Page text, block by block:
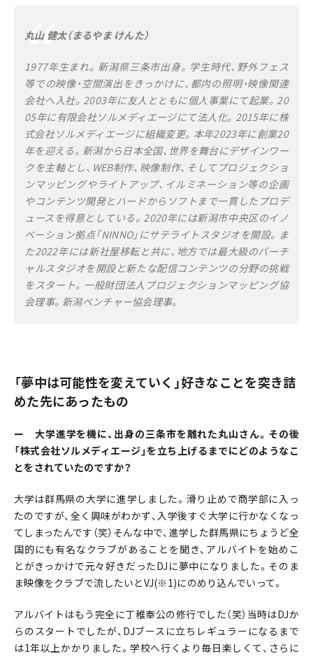
丸山 健太（まるやま けんた）
1977年生まれ。新潟県三条市出身。学生時代、野外フェス
等での映像・空間演出をきっかけに、都内の照明・映像関連
会社へ入社。2003年に友人とともに個人事業にて起業。20
05年に有限会社ソルメディエージにて法人化。2015年に株
式会社ソルメディエージに組織変更。本年2023年に創業20
年を迎える。新潟から日本全国、世界を舞台にデザインワー
クを主軸とし、WEB制作、映像制作、そしてプロジェクショ
ンマッピングやライトアップ、イルミネーション等の企画
やコンテンツ開発とハードからソフトまで一貫したプロデ
ュースを得意としている。2020年には新潟市中央区のイノ
ベーション拠点「NINNO」にサテライトスタジオを開設。ま
た2022年には新社屋移転と共に、地方では最大級のバーチ
ャルスタジオを開設と新たな配信コンテンツの分野の挑戦
をスタート。一般財団法人プロジェクションマッピング協
会理事。新潟ベンチャー協会理事。
「夢中は可能性を変えていく」好きなことを突き詰
めた先にあったもの
ー 大学進学を機に、出身の三条市を離れた丸山さん。その後
「株式会社ソルメディエージ」を立ち上げるまでにどのようなこ
とをされていたのですか？
大学は群馬県の大学に進学しました。滑り止めで商学部に入っ
たのですが、全く興味がわかず、入学後すぐ大学に行かなくなっ
てしまったんです（笑）そんな中で、進学した群馬県にちょうど全
国的にも有名なクラブがあることを聞き、アルバイトを始めこ
とがきっかけで元々好きだったDJに夢中になりました。そのま
ま映像をクラブで流したいとVJ(※1)にのめり込んでいって。
アルバイトはもう完全に丁稚奉公の修行でした（笑）当時はDJか
らのスタートでしたが、DJブースに立ちレギュラーになるまで
は1年以上かかりました。学校へ行くより毎日楽しくて、さらに